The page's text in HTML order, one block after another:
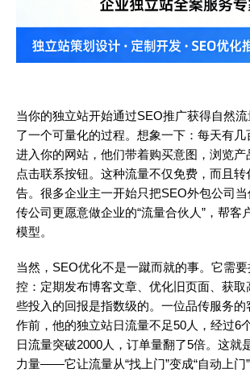
当你的独立站开始通过SEO推广获得自然
了一个可量化的过程。想象一下：每天有几
进入你的网站，他们带着购买意图，浏览产
点击联系按钮。这种流量不仅免费，而且
告。很多企业主一开始只把SEO外包公司当
传公司更愿意做企业的“流量合伙人”，帮客
模型。
当然，SEO优化不是一蹴而就的事。它需
控：定期发布博客文章、优化旧页面、获
些投入的回报是指数级的。一位品传服务的
作前，他的独立站日流量不足50人，经过6
日流量突破2000人，订单量翻了5倍。这就
力量——它让流量从“找上门”变成“自动上门”